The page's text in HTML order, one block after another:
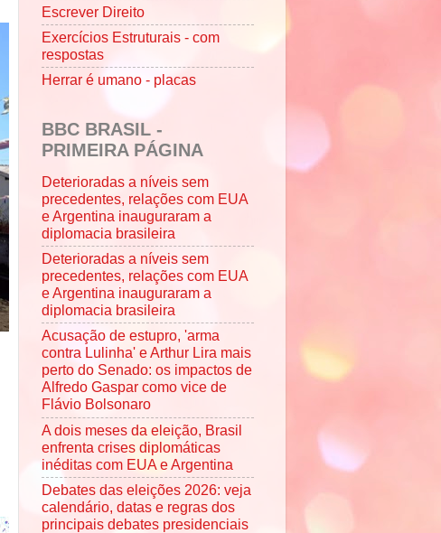
Escrever Direito
Exercícios Estruturais - com
respostas
Herrar é umano - placas
BBC BRASIL -
PRIMEIRA PÁGINA
Deterioradas a níveis sem
precedentes, relações com EUA
e Argentina inauguraram a
diplomacia brasileira
Deterioradas a níveis sem
precedentes, relações com EUA
e Argentina inauguraram a
diplomacia brasileira
Acusação de estupro, 'arma
contra Lulinha' e Arthur Lira mais
perto do Senado: os impactos de
Alfredo Gaspar como vice de
Flávio Bolsonaro
A dois meses da eleição, Brasil
enfrenta crises diplomáticas
inéditas com EUA e Argentina
Debates das eleições 2026: veja
calendário, datas e regras dos
principais debates presidenciais